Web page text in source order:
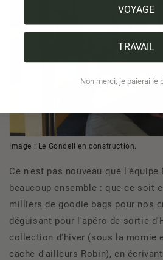
Image : Le Gondeli en construction.
Ce n'est pas nouveau que l'équipe
beaucoup ensemble : que ce soit
milliers de goodie bags pour nos
déguisant pour l'apéro de sortie
collection d'hiver (sous la momie
cache d'ailleurs Robin), en
VOYAGE
TRAVAIL
Non merci, je paierai le